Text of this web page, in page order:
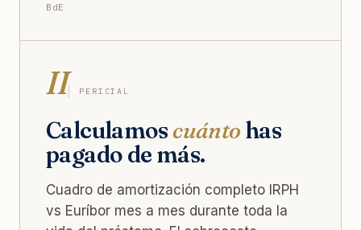
BdE
II PERICIAL
Calculamoscuánto has
pagado de más.
Cuadro de amortización completo IRPH
vs Euríbor mes a mes durante toda la